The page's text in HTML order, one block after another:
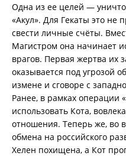
Одна из ее целей —
«Акул». Для Гекаты это не
свести личные счёты.
Магистром она начинает
врагов. Первая жертва их
оказывается под угрозой
измене и сговоре с
Ранее, в рамках операции
использовать Кота,
отношения. Теперь же, во
обмена на российского
Хелен похищена, а Кот